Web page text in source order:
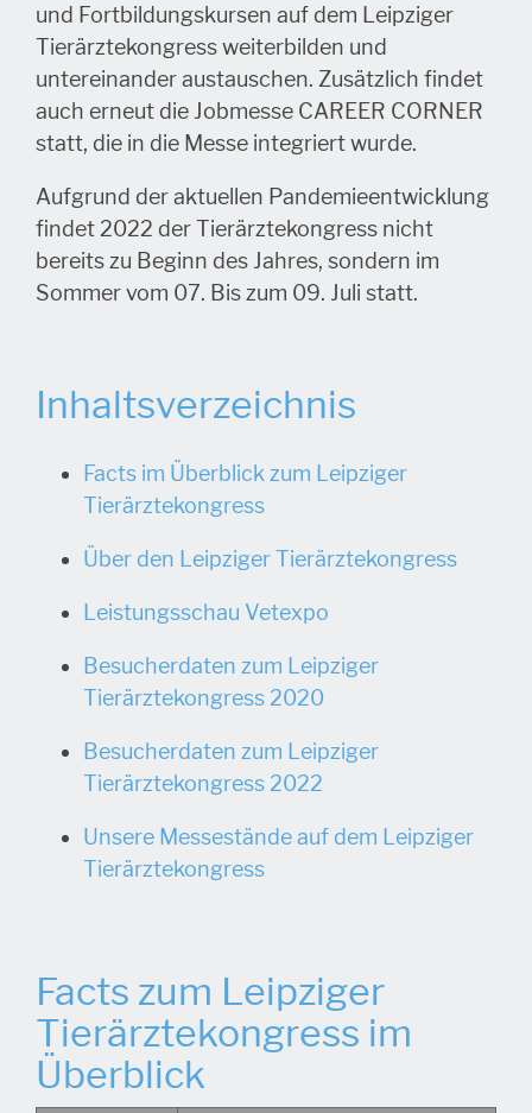
und Fortbildungskursen auf dem Leipziger
Tierärztekongress weiterbilden und
untereinander austauschen. Zusätzlich findet
auch erneut die Jobmesse CAREER CORNER
statt, die in die Messe integriert wurde.
Aufgrund der aktuellen Pandemieentwicklung
findet 2022 der Tierärztekongress nicht
bereits zu Beginn des Jahres, sondern im
Sommer vom 07. Bis zum 09. Juli statt.
Inhaltsverzeichnis
Facts im Überblick zum Leipziger
Tierärztekongress
Über den Leipziger Tierärztekongress
Leistungsschau Vetexpo
Besucherdaten zum Leipziger
Tierärztekongress 2020
Besucherdaten zum Leipziger
Tierärztekongress 2022
Unsere Messestände auf dem Leipziger
Tierärztekongress
Facts zum Leipziger
Tierärztekongress im
Überblick